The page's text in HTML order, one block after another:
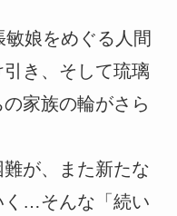
敏娘をめぐる人間
き、そして琉璃
家族の輪がさら
が、また新たな
く…そんな「続い